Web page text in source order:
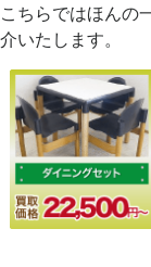
こちらではほんの
介いたします。